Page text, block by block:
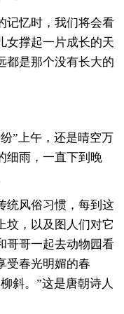
记忆时，我们将会看
女撑起一片成长的天
都是那个没有长大的
”上午，还是晴空万
细雨，一直下到晚
统风俗习惯，每到这
坟，以及图人们对它
哥哥一起去动物园看
受春光明媚的春
斜。”这是唐朝诗人